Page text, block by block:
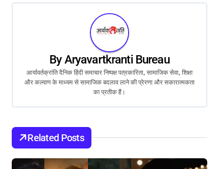
t
g
a
t
ByAryavartkranti Bureau
आर्यावर्तक्रांति दैनिक हिंदी समाचार निष्पक्ष पत्रकारिता, सामाजिक सेवा, शिक्षा
और कल्याण के माध्यम से सामाजिक बदलाव लाने की प्रेरणा और सकारात्मकता
का प्रतीक हैं।
Related Posts